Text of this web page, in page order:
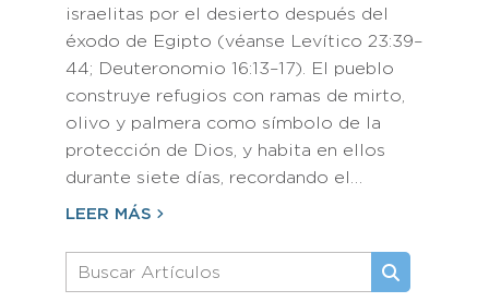
israelitas por el desierto después del
éxodo de Egipto (véanse Levítico 23:39–
44; Deuteronomio 16:13–17). El pueblo
construye refugios con ramas de mirto,
olivo y palmera como símbolo de la
protección de Dios, y habita en ellos
durante siete días, recordando el…
LEER MÁS